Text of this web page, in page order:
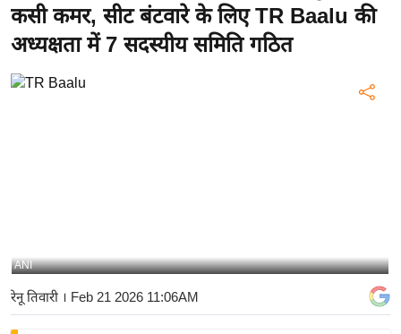
ख
ब
र
रा
य
बि
ज़
कसी कमर, सीट बंटवारे के लिए TR Baalu की
अध्यक्षता में 7 सदस्यीय समिति गठित
ANI
रेनू तिवारी । Feb 21 2026 11:06AM